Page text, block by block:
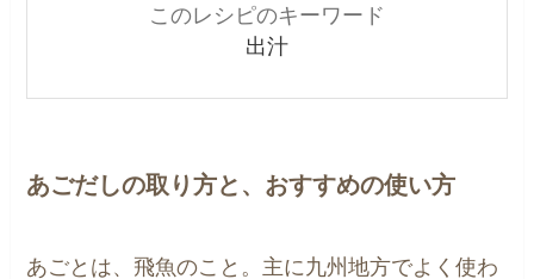
このレシピのキーワード
出汁
あごだしの取り方と、おすすめの使い方
あごとは、飛魚のこと。主に九州地方でよく使わ